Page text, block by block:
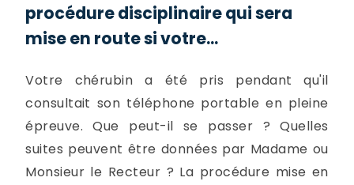
procédure disciplinaire qui sera
mise en route si votre...
Votre chérubin a été pris pendant qu'il
consultait son téléphone portable en pleine
épreuve. Que peut-il se passer ? Quelles
suites peuvent être données par Madame ou
Monsieur le Recteur ? La procédure mise en